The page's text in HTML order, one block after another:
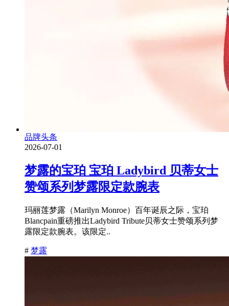
品牌头条
2026-07-01
梦露的宝珀 宝珀 Ladybird 贝蒂女士
赞颂系列梦露限定款腕表
玛丽莲梦露（Marilyn Monroe）百年诞辰之际，宝珀
Blancpain重磅推出Ladybird Tribute贝蒂女士赞颂系列梦
露限定款腕表。该限定..
# 梦露